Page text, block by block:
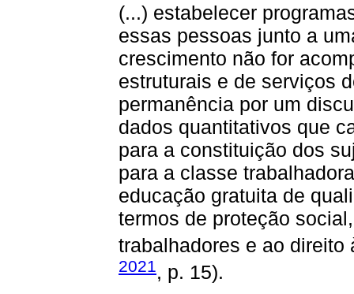
(...) estabelecer
essas pessoas junto a
crescimento não for
estruturais e de serviços
permanência por um
dados quantitativos que
para a constituição dos
para a classe
educação gratuita de
termos de proteção
trabalhadores e ao direito
2021, p. 15).